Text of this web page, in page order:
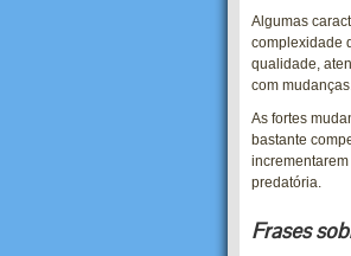
Algumas
complexidade
qualidade,
com
As fortes
bastante
predatória.
Frases